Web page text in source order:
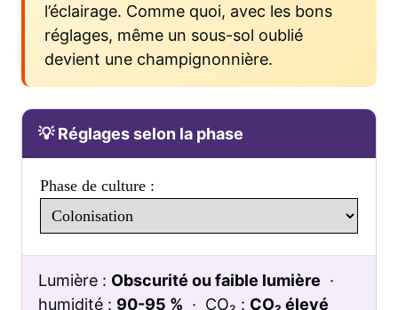
l’éclairage. Comme quoi, avec les bons
réglages, même un sous-sol oublié
devient une champignonnière.
💡 Réglages selon la phase
Phase de culture :
Lumière : Obscurité ou faible lumière ·
humidité : 90-95 % · CO₂ : CO₂ élevé